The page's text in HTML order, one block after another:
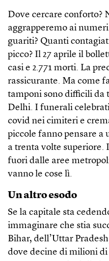
Dove cercare conforto?
aggrapperemo ai
guariti? Quanti
picco? Il 27 aprile il
casi e 2.771 morti. La
rassicurante. Ma come
tamponi sono difficili da
Delhi. I funerali
covid nei cimiteri e
piccole fanno pensare
a trenta volte superiore.
fuori dalle aree
vanno le cose lì.
Un altro esodo
Se la capitale sta
immaginare che stia
Bihar, dell’Uttar
dove decine di milioni